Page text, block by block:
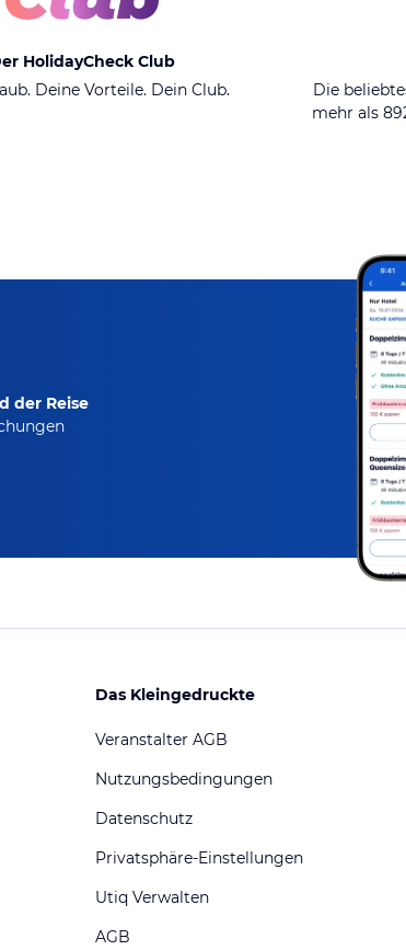
HolidayCheck Club
Deine Vorteile. Dein Club.
Die
mehr als
der Reise
Das Kleingedruckte
Veranstalter AGB
Nutzungsbedingungen
Datenschutz
Privatsphäre-Einstellungen
Utiq Verwalten
AGB